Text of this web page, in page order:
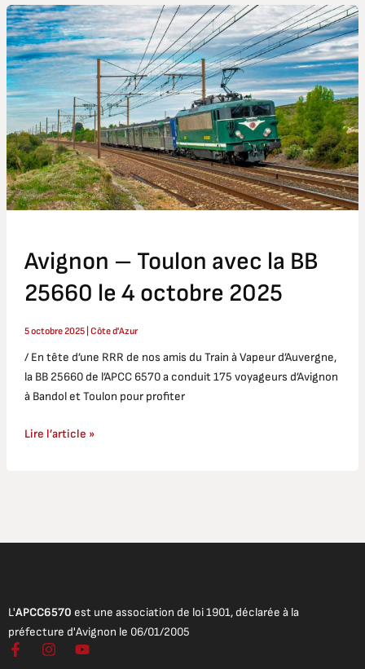
Avignon – Toulon avec la BB
25660 le 4 octobre 2025
5 octobre 2025 Côte d'Azur
/ En tête d’une RRR de nos amis du Train à Vapeur d’Auvergne,
la BB 25660 de l’APCC 6570 a conduit 175 voyageurs d’Avignon
à Bandol et Toulon pour profiter
Avignon
–
Toulon
avec
la
BB
25660
le
4
octobre
2025
Lire l’article »
L'APCC6570 est une association de loi 1901, déclarée à la
préfecture d'Avignon le 06/01/2005
F
I
Y